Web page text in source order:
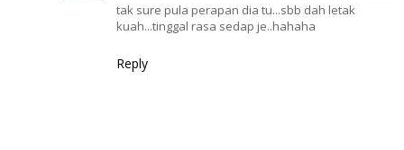
tak sure pula perapan dia tu...sbb dah letak
kuah...tinggal rasa sedap je..hahaha
Reply